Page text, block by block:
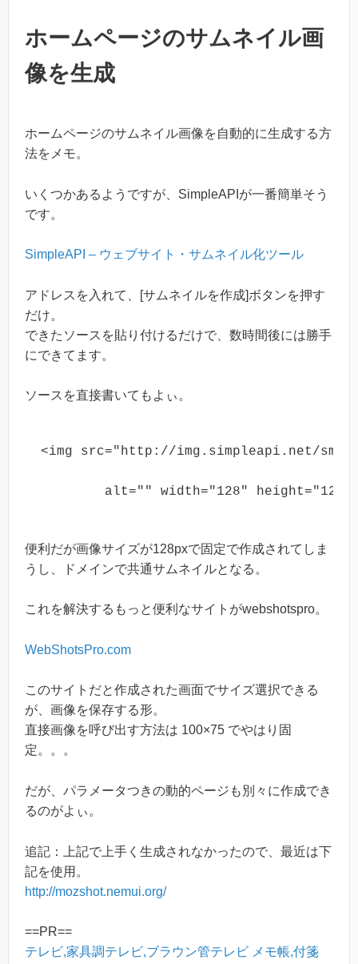
ホームページのサムネイル画
像を生成
ホームページのサムネイル画像を自動的に生成する方
法をメモ。
いくつかあるようですが、SimpleAPIが一番簡単そう
です。
SimpleAPI – ウェブサイト・サムネイル化ツール
アドレスを入れて、[サムネイルを作成]ボタンを押す
だけ。
できたソースを貼り付けるだけで、数時間後には勝手
にできてます。
ソースを直接書いてもよぃ。
<img src="http://img.simpleapi.net/
alt="" width="128"
便利だが画像サイズが128pxで固定で作成されてしま
うし、ドメインで共通サムネイルとなる。
これを解決するもっと便利なサイトがwebshotspro。
WebShotsPro.com
このサイトだと作成された画面でサイズ選択できる
が、画像を保存する形。
直接画像を呼び出す方法は 100×75 でやはり固
定。。。
だが、パラメータつきの動的ページも別々に作成でき
るのがよぃ。
追記：上記で上手く生成されなかったので、最近は下
記を使用。
http://mozshot.nemui.org/
==PR==
テレビ,家具調テレビ,ブラウン管テレビ メモ帳,付箋